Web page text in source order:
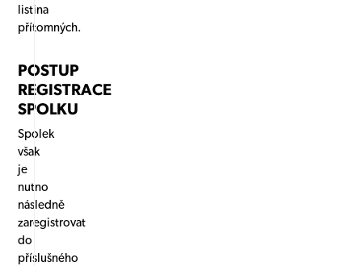
listina
přítomných.
POSTUP
REGISTRACE
SPOLKU
Spolek
však
je
nutno
následně
zaregistrovat
do
příslušného